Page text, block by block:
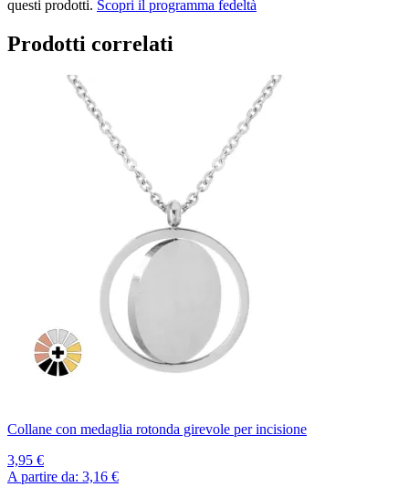
questi prodotti. Scopri il programma fedeltà
Prodotti correlati
Collane con medaglia rotonda girevole per incisione
3,95 €
A partire da: 3,16 €